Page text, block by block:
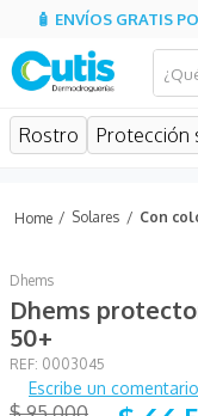
🧴 ENVÍOS GRATIS
Rostro Protección
Solares Con
Dhems
Dhems
50+
: 0003045
Escribe un comentario
MÁS BUSCADOS